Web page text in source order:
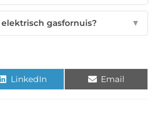
gasfornuis? ▼
LinkedIn Email